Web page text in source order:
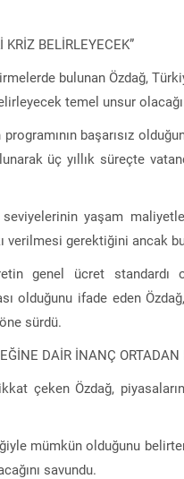
BELİRLEYECEK”
bulunan Özdağ,
temel unsur
başarısız
üç yıllık süreçte
yaşam
verilmesi gerektiğini ancak
genel ücret standardı
olduğunu ifade eden
sürdü.
DAİR İNANÇ ORTADAN
çeken Özdağ,
mümkün olduğunu
savundu.